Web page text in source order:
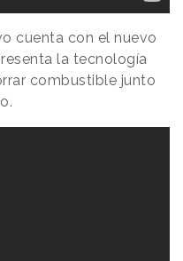
cuenta con el nuevo
la tecnología
combustible junto